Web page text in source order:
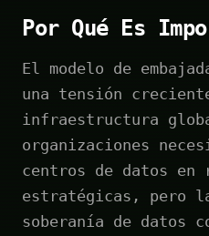
Por Qué Es
El modelo de
una tensión
infraestructura
organizaciones
centros de datos en
estratégicas, pero
soberanía de datos